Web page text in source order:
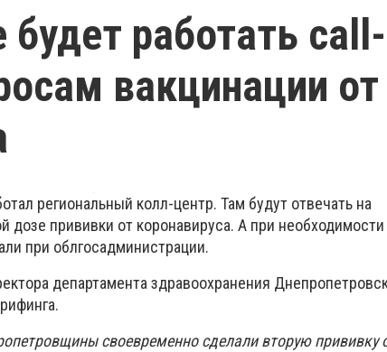
будет работать call-
вакцинации от
региональный колл-центр. Там будут отвечать на
дозе прививки от коронавируса. А при необходимости
при облгосадминистрации.
департамента здравоохранения
своевременно сделали вторую прививку